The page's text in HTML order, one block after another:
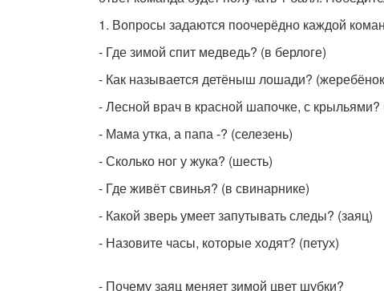
1. Вопросы задаются поочерёдно каждой
- Где зимой спит медведь? (в берлоге)
- Как называется детёныш лошади?
- Лесной врач в красной шапочке, с крыльями?
- Мама утка, а папа -? (селезень)
- Сколько ног у жука? (шесть)
- Где живёт свинья? (в свинарнике)
- Какой зверь умеет запутывать следы? (заяц)
- Назовите часы, которые ходят? (петух)
- Почему заяц меняет зимой цвет шубки?